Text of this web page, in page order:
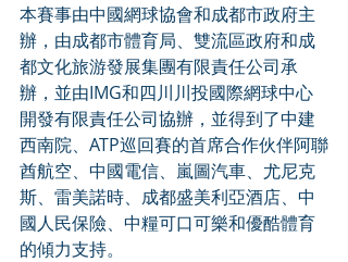
本賽事由中國網球協會和成都市政府主
辦，由成都市體育局、雙流區政府和成
都文化旅游發展集團有限責任公司承
辦，並由IMG和四川川投國際網球中心
開發有限責任公司協辦，並得到了中建
西南院、ATP巡回賽的首席合作伙伴阿聯
酋航空、中國電信、嵐圖汽車、尤尼克
斯、雷美諾時、成都盛美利亞酒店、中
國人民保險、中糧可口可樂和優酷體育
的傾力支持。